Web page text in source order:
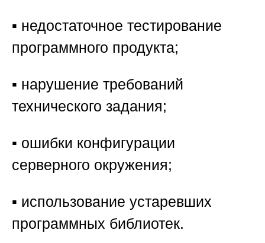
▪️ недостаточное тестирование
программного продукта;
▪️ нарушение требований
технического задания;
▪️ ошибки конфигурации
серверного окружения;
▪️ использование устаревших
программных библиотек.